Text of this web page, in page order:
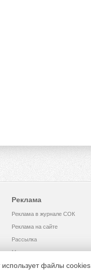
Реклама
Реклама в журнале СОК
Реклама на сайте
Рассылка
Медиакит
использует файлы cookies.